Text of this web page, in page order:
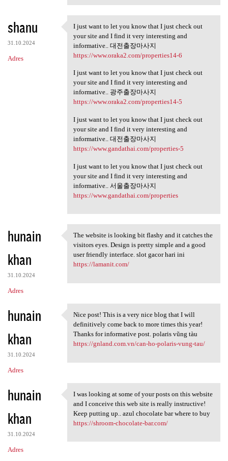
shanu
31.10.2024
Adres
I just want to let you know
I just want to let you know that I just check out
your site and I find it very interesting and
informative.. 대전출장마사지
https://www.oraka2.com/properties14-6
I just want to let you know that I just check out
your site and I find it very interesting and
informative.. 광주출장마사지
https://www.oraka2.com/properties14-5
I just want to let you know that I just check out
your site and I find it very interesting and
informative.. 대전출장마사지
https://www.gandathai.com/properties-5
I just want to let you know that I just check out
your site and I find it very interesting and
informative.. 서울출장마사지
https://www.gandathai.com/properties
hunain
khan
31.10.2024
Adres
The website is looking bit
The website is looking bit flashy and it catches the
visitors eyes. Design is pretty simple and a good
user friendly interface. slot gacor hari ini
https://lamanit.com/
hunain
khan
31.10.2024
Adres
Nice post! This is a very
Nice post! This is a very nice blog that I will
definitively come back to more times this year!
Thanks for informative post. polaris vũng tàu
https://gnland.com.vn/can-ho-polaris-vung-tau/
hunain
khan
31.10.2024
Adres
I was looking at some of your
I was looking at some of your posts on this website
and I conceive this web site is really instructive!
Keep putting up.. azul chocolate bar where to buy
https://shroom-chocolate-bar.com/